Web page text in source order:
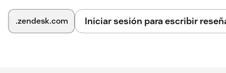
.zendesk.com Iniciar sesión para escribir